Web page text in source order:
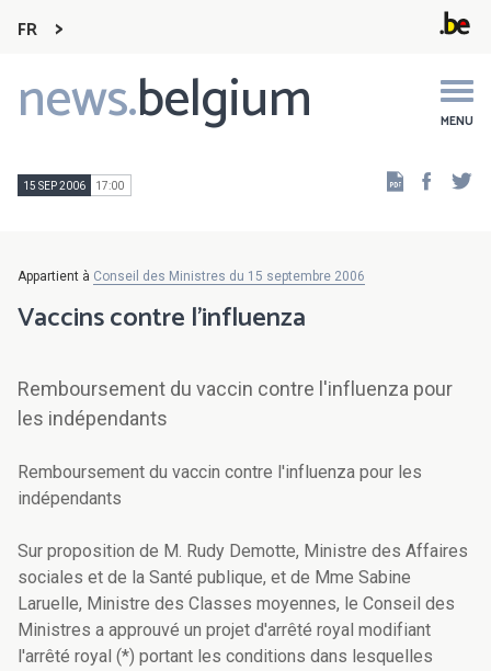
FR
news.belgium MENU
Main
navigation
15 SEP 2006 17:00
Appartient à Conseil des Ministres du 15 septembre 2006
Vaccins contre l'influenza
Remboursement du vaccin contre l'influenza pour
les indépendants
Remboursement du vaccin contre l'influenza pour les
indépendants
Sur proposition de M. Rudy Demotte, Ministre des Affaires
sociales et de la Santé publique, et de Mme Sabine
Laruelle, Ministre des Classes moyennes, le Conseil des
Ministres a approuvé un projet d'arrêté royal modifiant
l'arrêté royal (*) portant les conditions dans lesquelles